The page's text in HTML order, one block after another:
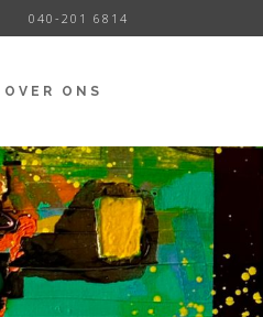
040-201 6814
OVER ONS